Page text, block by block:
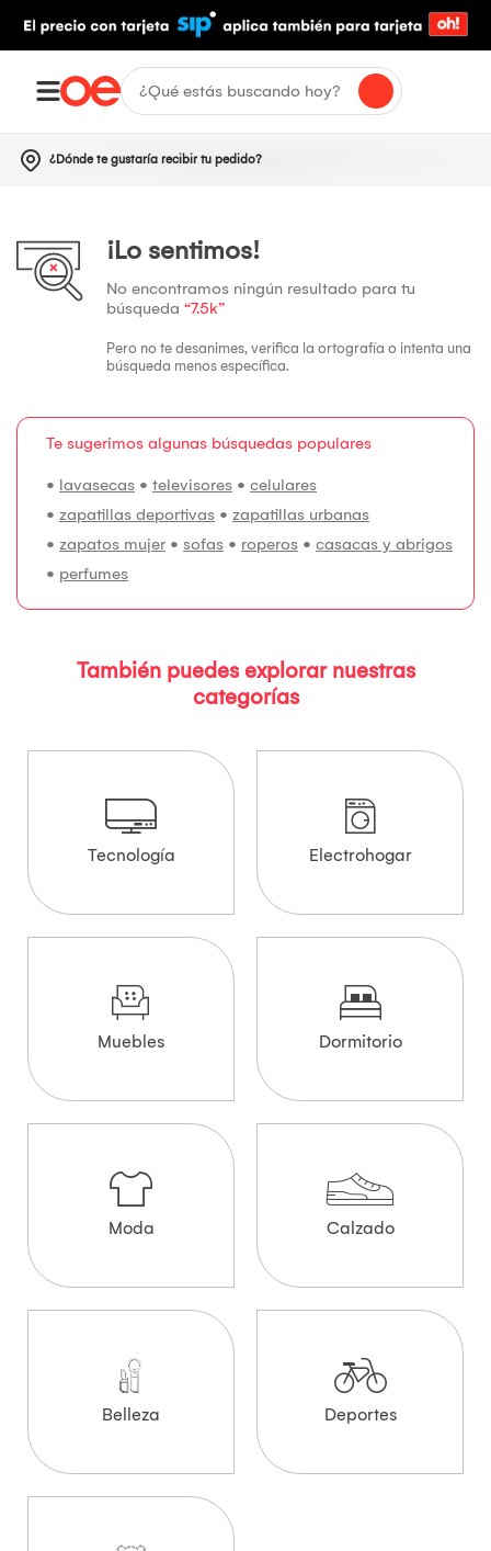
¿Dónde te gustaría recibir tu pedido?
¡Lo sentimos!
No encontramos ningún resultado para tu
búsqueda “7.5k”
Pero no te desanimes, verifica la ortografía o intenta una
búsqueda menos específica.
Te sugerimos algunas búsquedas populares
• lavasecas • televisores • celulares
• zapatillas deportivas • zapatillas urbanas
• zapatos mujer • sofas • roperos • casacas y abrigos
• perfumes
También puedes explorar nuestras
categorías
Tecnología Electrohogar
Muebles Dormitorio
Moda Calzado
Belleza Deportes